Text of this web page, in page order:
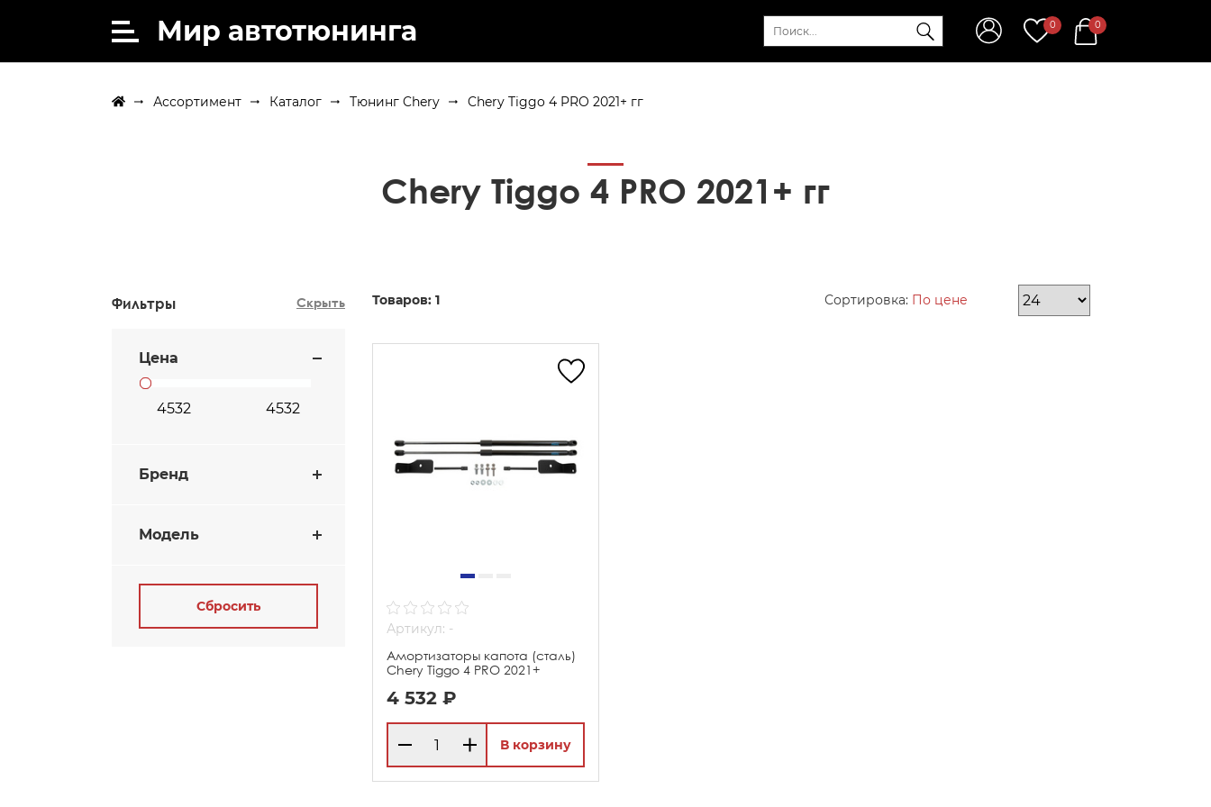
Мир автотюнинга 0 0
Ассортимент Каталог Тюнинг Chery Chery Tiggo 4 PRO 2021+ гг
Chery Tiggo 4 PRO 2021+ гг
Фильтры Скрыть
Цена
Бренд
Модель
Сбросить
Товаров: 1 Сортировка: По цене
Артикул: -
Амортизаторы капота (сталь)
Chery Tiggo 4 PRO 2021+
4 532 ₽
В корзину